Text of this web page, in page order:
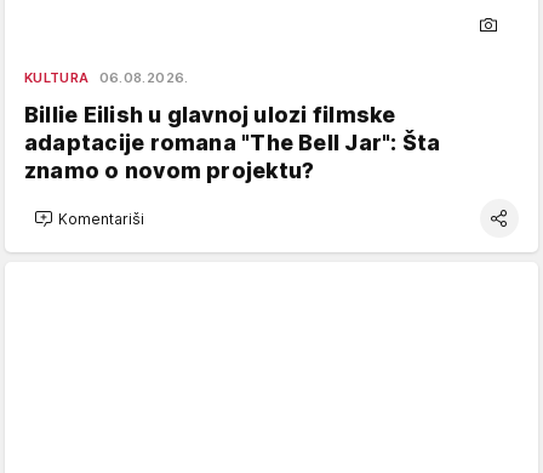
KULTURA 06.08.2026.
Billie Eilish u glavnoj ulozi filmske
adaptacije romana "The Bell Jar": Šta
znamo o novom projektu?
Komentariši